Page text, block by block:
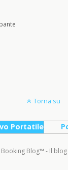
Torna su
Portatile
Blog™ - Il